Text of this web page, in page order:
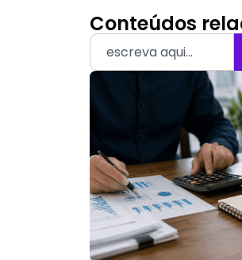
Conteúdos